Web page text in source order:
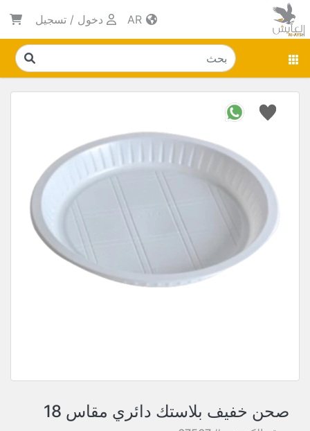
دخول / تسجيل
صحن خفيف بلاستك دائري مقاس 18